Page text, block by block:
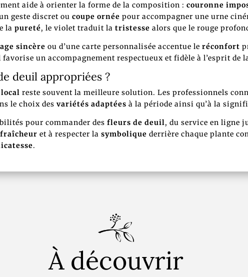
aide à orienter la forme de la composition : couronne
geste discret ou coupe ornée pour accompagner une urne
la pureté, le violet traduit la tristesse alors que le rouge
sincère ou d’une carte personnalisée accentue le réconfort
un accompagnement respectueux et fidèle à l’esprit de
deuil appropriées ?
reste souvent la meilleure solution. Les professionnels
le choix des variétés adaptées à la période ainsi qu’à la
pour commander des fleurs de deuil, du service en ligne
et à respecter la symbolique derrière chaque plante
.
À découvrir